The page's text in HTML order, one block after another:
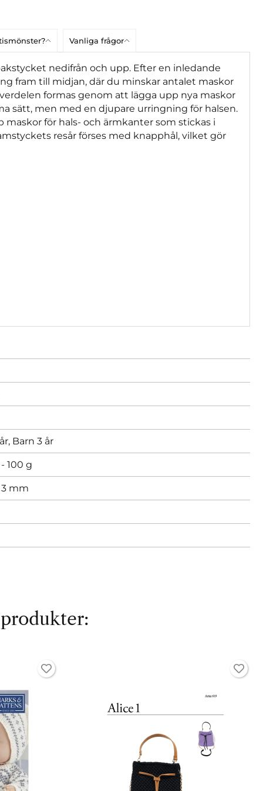
Vanliga frågor
nedifrån och upp. Efter en inledande
fram till midjan, där du minskar antalet maskor
formas genom att lägga upp nya maskor
sätt, men med en djupare urringning för halsen.
för hals- och ärmkanter som stickas i
resår förses med knapphål, vilket gör
Barn 3 år
100 g
3 mm